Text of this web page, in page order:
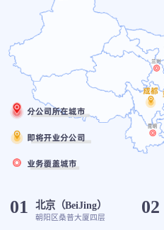
01 北京（BeiJing）
朝阳区桑普大厦四层 02